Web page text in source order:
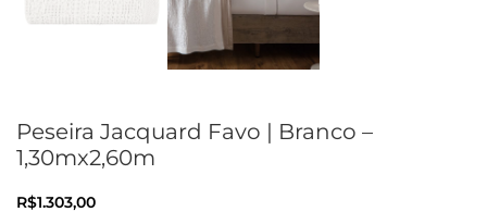
Peseira Jacquard Favo | Branco –
1,30mx2,60m
R$1.303,00